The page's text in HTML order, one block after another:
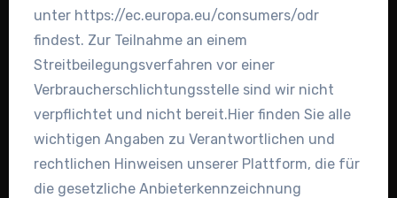
unter https://ec.europa.eu/consumers/odr
findest. Zur Teilnahme an einem
Streitbeilegungsverfahren vor einer
Verbraucherschlichtungsstelle sind wir nicht
verpflichtet und nicht bereit.Hier finden Sie alle
wichtigen Angaben zu Verantwortlichen und
rechtlichen Hinweisen unserer Plattform, die für
die gesetzliche Anbieterkennzeichnung